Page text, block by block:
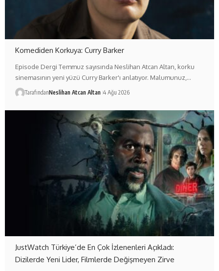
Komediden Korkuya: Curry Barker
Episode Dergi Temmuz sayısında Neslihan Atcan Altan, korku
sinemasının yeni yüzü Curry Barker'ı anlatıyor. Malumunuz,…
TarafındanNeslihan Atcan Altan 4 Ağu 2026
JustWatch Türkiye’de En Çok İzlenenleri Açıkladı:
Dizilerde Yeni Lider, Filmlerde Değişmeyen Zirve